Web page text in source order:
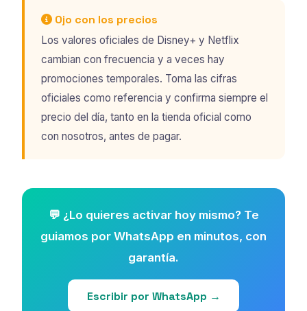
Ojo con los precios
Los valores oficiales de Disney+ y Netflix
cambian con frecuencia y a veces hay
promociones temporales. Toma las cifras
oficiales como referencia y confirma siempre el
precio del día, tanto en la tienda oficial como
con nosotros, antes de pagar.
💬 ¿Lo quieres activar hoy mismo? Te
guiamos por WhatsApp en minutos, con
garantía.
Escribir por WhatsApp →